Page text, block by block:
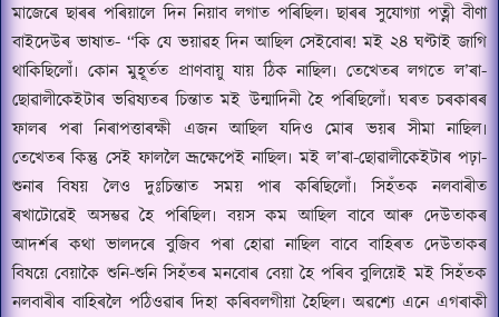
মাজেৰে ছাৰৰ পৰিয়ালে দিন নিয়াব লগাত পৰিছিল৷ ছাৰৰ সুযোগ্যা পত্নী বীণা
বাইদেউৰ ভাষাত- “কি যে ভয়াৱহ দিন আছিল সেইবোৰ! মই ২৪ ঘণ্টাই জাগি
থাকিছিলোঁ৷ কোন মুহূৰ্তত প্ৰাণবায়ু যায় ঠিক নাছিল৷ তেখেতৰ লগতে ল’ৰা-
ছোৱালীকেইটাৰ ভৱিষ্যতৰ চিন্তাত মই উন্মাদিনী হৈ পৰিছিলোঁ৷ ঘৰত চৰকাৰৰ
ফালৰ পৰা নিৰাপত্তাৰক্ষী এজন আছিল যদিও মোৰ ভয়ৰ সীমা নাছিল৷
তেখেতৰ কিন্তু সেই ফাললৈ ভ্ৰূক্ষেপেই নাছিল৷ মই ল’ৰা-ছোৱালীকেইটাৰ পঢ়া-
শুনাৰ বিষয় লৈও দুঃচিন্তাত সময় পাৰ কৰিছিলোঁ৷ সিহঁতক নলবাৰীত
ৰখাটোৱেই অসম্ভৱ হৈ পৰিছিল৷ বয়স কম আছিল বাবে আৰু দেউতাকৰ
আদৰ্শৰ কথা ভালদৰে বুজিব পৰা হোৱা নাছিল বাবে বাহিৰত দেউতাকৰ
বিষয়ে বেয়াকৈ শুনি-শুনি সিহঁতৰ মনবোৰ বেয়া হৈ পৰিব বুলিয়েই মই সিহঁতক
নলবাৰীৰ বাহিৰলৈ পঠিওৱাৰ দিহা কৰিবলগীয়া হৈছিল৷ অৱশ্যে এনে এগৰাকী